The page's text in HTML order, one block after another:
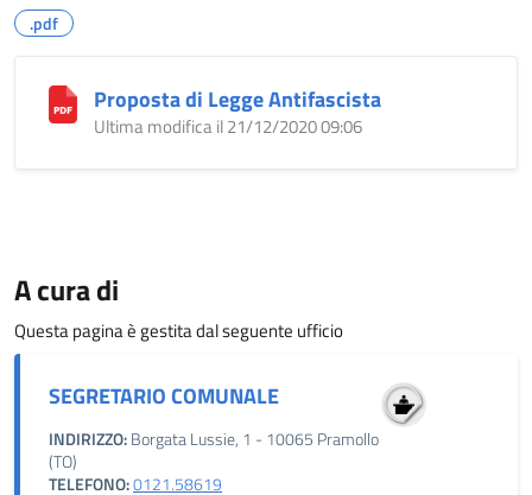
.pdf
Proposta di Legge Antifascista
Ultima modifica il 21/12/2020 09:06
A cura di
Questa pagina è gestita dal seguente ufficio
SEGRETARIO COMUNALE
INDIRIZZO:Borgata Lussie, 1 - 10065 Pramollo
(TO)
TELEFONO:0121.58619